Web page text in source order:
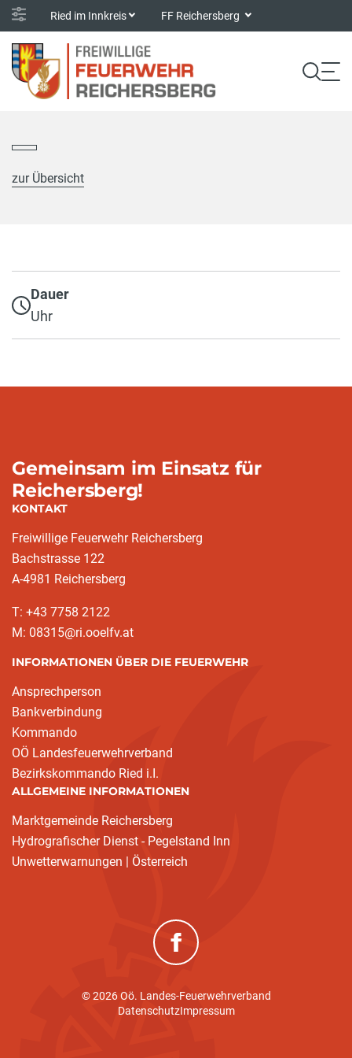
Ried im Innkreis FF Reichersberg
zur Übersicht
Dauer
Uhr
Gemeinsam im Einsatz für
Reichersberg!
KONTAKT
Freiwillige Feuerwehr Reichersberg
Bachstrasse 122
A-4981 Reichersberg
T: +43 7758 2122
M: 08315@ri.ooelfv.at
INFORMATIONEN ÜBER DIE FEUERWEHR
Ansprechperson
Bankverbindung
Kommando
OÖ Landesfeuerwehrverband
Bezirkskommando Ried i.I.
ALLGEMEINE INFORMATIONEN
Marktgemeinde Reichersberg
Hydrografischer Dienst - Pegelstand Inn
Unwetterwarnungen | Österreich
(neues Fenster)
© 2026 Oö. Landes-Feuerwehrverband
DatenschutzImpressum